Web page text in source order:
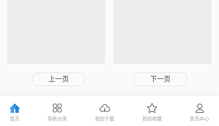
上一页 下一页
首页 导航分类 我的下载 我的收藏 会员中心